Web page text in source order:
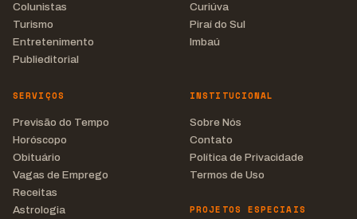
Colunistas
Turismo
Entretenimento
Publieditorial
Curiúva
Piraí do Sul
Imbaú
SERVIÇOS
Previsão do Tempo
Horóscopo
Obituário
Vagas de Emprego
Receitas
Astrologia
INSTITUCIONAL
Sobre Nós
Contato
Política de Privacidade
Termos de Uso
PROJETOS ESPECIAIS